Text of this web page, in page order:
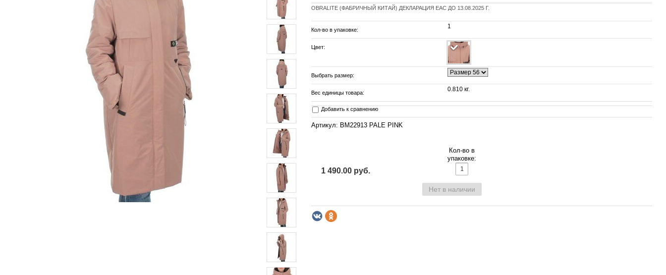
OBRALITE (ФАБРИЧНЫЙ КИТАЙ) ДЕКЛАРАЦИЯ EAC ДО 13.08.2025 Г.
Кол-во в упаковке: 1
Цвет:
Выбрать размер:
Вес единицы товара: 0.810 кг.
Добавить к сравнению
Артикул: BM22913 PALE PINK
1 490.00 руб.
Кол-во в
упаковке:
Нет в наличии